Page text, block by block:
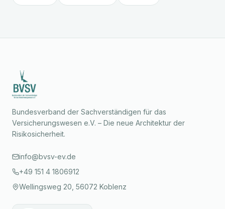
Bundesverband der Sachverständigen für das
Versicherungswesen e.V. – Die neue Architektur der
Risikosicherheit.
info@bvsv-ev.de
+49 151 4 1806912
Wellingsweg 20, 56072 Koblenz